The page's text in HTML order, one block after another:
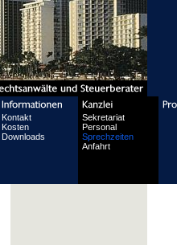
Kontakt
Kosten
Downloads
Sekretariat
Personal
Sprechzeiten
Anfahrt